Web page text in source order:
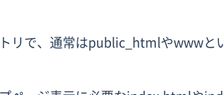
リで、通常はpublic_htmlやwwwと